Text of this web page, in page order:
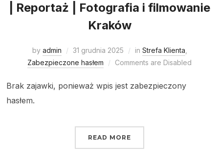
| Reportaż | Fotografia i filmowanie
Kraków
by admin 31 grudnia 2025 in Strefa Klienta
Zabezpieczone hasłem
Comments are Disabled
Brak zajawki, ponieważ wpis jest zabezpieczony
hasłem.
READ MORE